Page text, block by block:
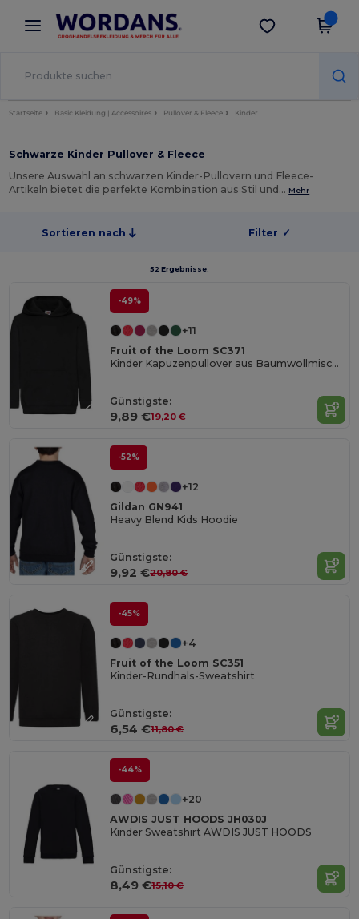
× Wordans App
Bessere Preise in der App!
App holen
Startseite Basic Kleidung | Accessoires Pullover & Fleece Kinder
Schwarze Kinder Pullover & Fleece
Unsere Auswahl an schwarzen Kinder-Pullovern und Fleece-
Artikeln bietet die perfekte Kombination aus Stil und… Mehr
Sortieren nach Filter ✓
52 Ergebnisse.
-49%
+11
Fruit of the Loom SC371
Kinder Kapuzenpullover aus Baumwollmischung
Günstigste:
9,89 €19,20 €
-52%
+12
Gildan GN941
Heavy Blend Kids Hoodie
Günstigste:
9,92 €20,80 €
-45%
+4
Fruit of the Loom SC351
Kinder-Rundhals-Sweatshirt
Günstigste:
6,54 €11,80 €
-44%
+20
AWDIS JUST HOODS JH030J
Kinder Sweatshirt AWDIS JUST HOODS
Günstigste:
8,49 €15,10 €